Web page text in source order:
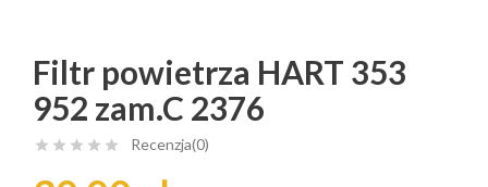
Filtr powietrza HART 353
952 zam.C 2376
     Recenzja(0)